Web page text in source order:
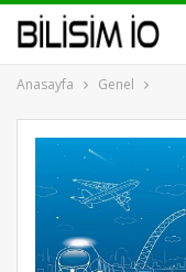
Anasayfa Genel